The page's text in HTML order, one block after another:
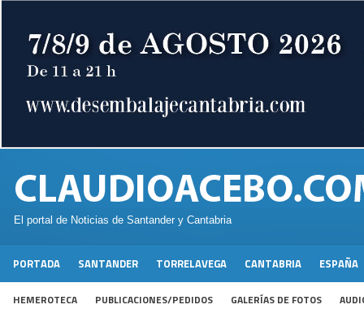
El portal de Noticias de Santander y Cantabria
PORTADA SANTANDER TORRELAVEGA CANTABRIA ESPAÑA
HEMEROTECA PUBLICACIONES/PEDIDOS GALERÍAS DE FOTOS